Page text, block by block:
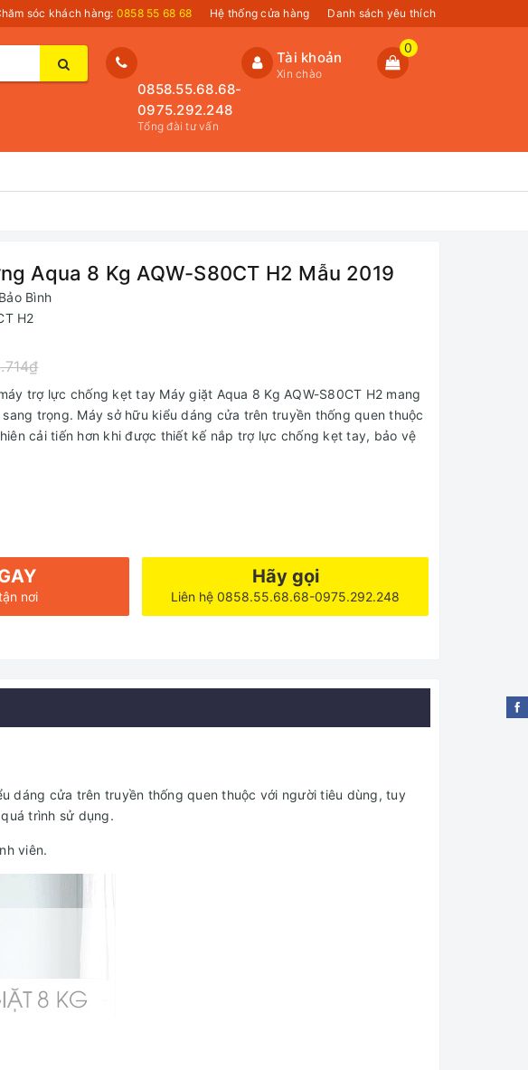
sóc khách hàng: 0858 55 68 68 Hệ thống cửa hàng Danh sách yêu thích
0858.55.68.68-
0975.292.248
Tổng đài tư vấn
Tài khoản
Xin chào
0
Aqua 8 Kg AQW-S80CT H2 Mẫu 2019
Bình
H2
trợ lực chống kẹt tay Máy giặt Aqua 8 Kg AQW-S80CT H2 mang
trọng. Máy sở hữu kiểu dáng cửa trên truyền thống quen thuộc
cải tiến hơn khi được thiết kế nắp trợ lực chống kẹt tay, bảo vệ
nơi
Hãy gọi
Liên hệ 0858.55.68.68-0975.292.248
dáng cửa trên truyền thống quen thuộc với người tiêu dùng, tuy
trình sử dụng.
viên.